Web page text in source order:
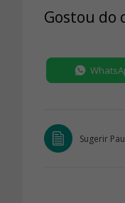
Gostou do
Sugerir